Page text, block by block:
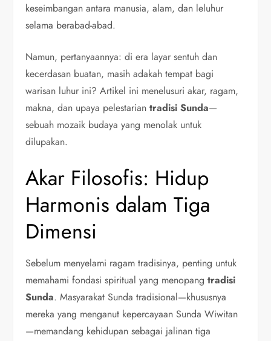
keseimbangan antara manusia, alam, dan leluhur
selama berabad-abad.
Namun, pertanyaannya: di era layar sentuh dan
kecerdasan buatan, masih adakah tempat bagi
warisan luhur ini? Artikel ini menelusuri akar, ragam,
makna, dan upaya pelestariantradisi Sunda—
sebuah mozaik budaya yang menolak untuk
dilupakan.
Akar Filosofis: Hidup
Harmonis dalam Tiga
Dimensi
Sebelum menyelami ragam tradisinya, penting untuk
memahami fondasi spiritual yang menopangtradisi
Sunda. Masyarakat Sunda tradisional—khususnya
mereka yang menganut kepercayaan Sunda Wiwitan
—memandang kehidupan sebagai jalinan tiga